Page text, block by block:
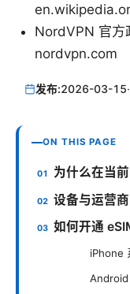
NordVPN 官方
nordvpn.com
发布:2026-03-15·
ON THIS PAGE
为什么在当
设备与运营
如何开通
iPhone
Android